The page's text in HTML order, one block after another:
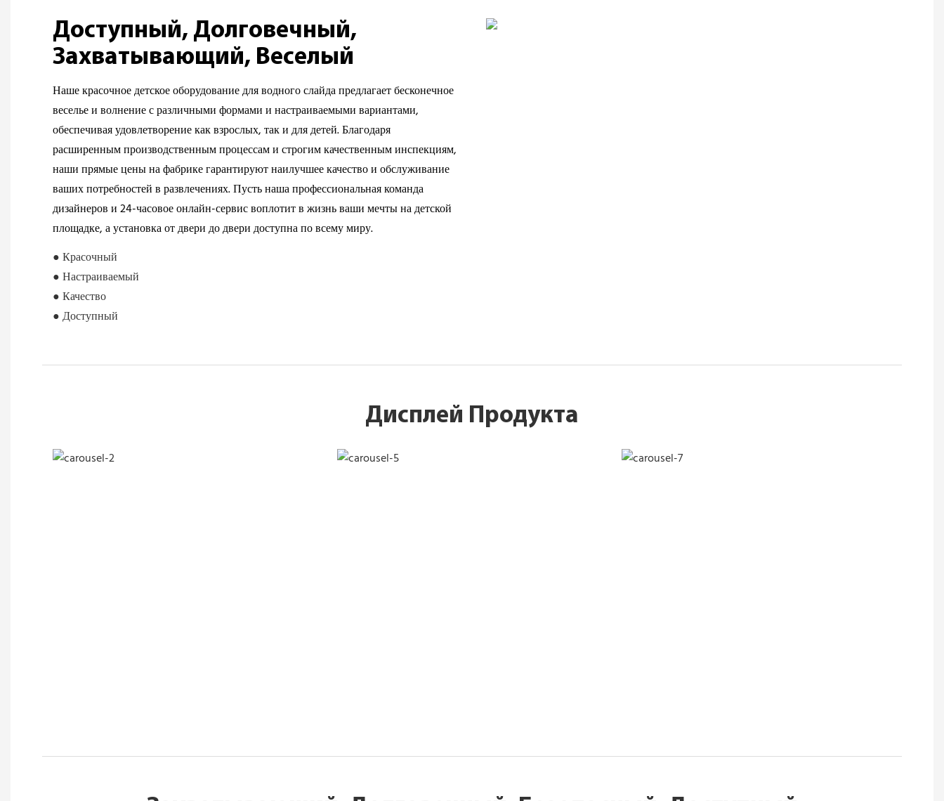
Доступный, Долговечный,
Захватывающий, Веселый
Наше красочное детское оборудование для водного слайда предлагает бесконечное
веселье и волнение с различными формами и настраиваемыми вариантами,
обеспечивая удовлетворение как взрослых, так и для детей. Благодаря
расширенным производственным процессам и строгим качественным инспекциям,
наши прямые цены на фабрике гарантируют наилучшее качество и обслуживание
ваших потребностей в развлечениях. Пусть наша профессиональная команда
дизайнеров и 24-часовое онлайн-сервис воплотит в жизнь ваши мечты на детской
площадке, а установка от двери до двери доступна по всему миру.
● Красочный
● Настраиваемый
● Качество
● Доступный
Дисплей Продукта